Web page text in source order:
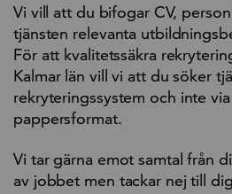
Vi vill att du bifogar CV,
tjänsten relevanta
För att kvalitetssäkra
Kalmar län vill vi att du söker
rekryteringssystem och inte
pappersformat.
Vi tar gärna emot samtal från
av jobbet men tackar nej till